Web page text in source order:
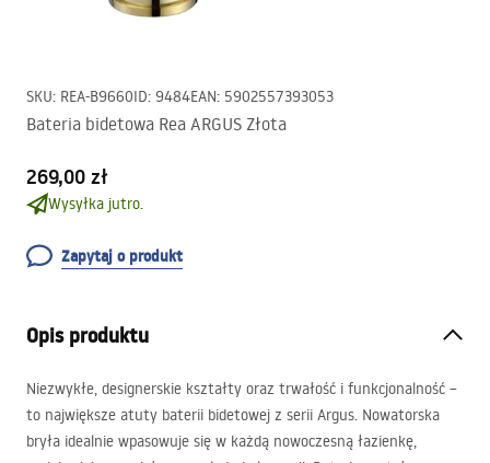
SKU: REA-B9660ID: 9484EAN: 5902557393053
Bateria bidetowa Rea ARGUS Złota
269,00 zł
Wysyłka jutro.
Zapytaj o produkt
Opis produktu
Niezwykłe, designerskie kształty oraz trwałość i funkcjonalność –
to największe atuty baterii bidetowej z serii Argus. Nowatorska
bryła idealnie wpasowuje się w każdą nowoczesną łazienkę,